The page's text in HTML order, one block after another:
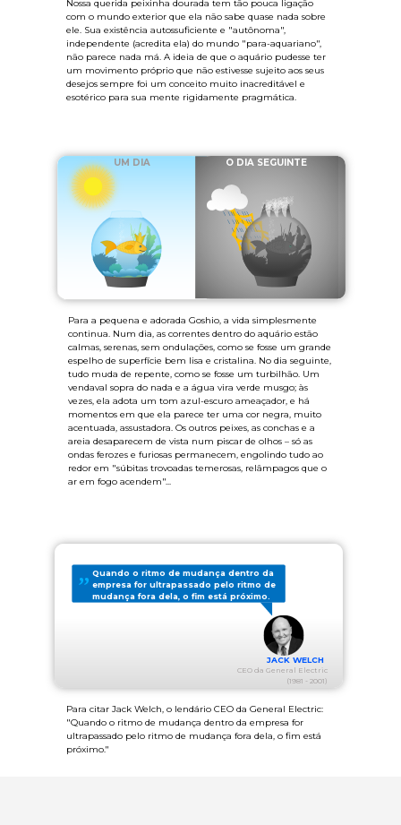
Nossa querida peixinha dourada tem tão pouca ligação
com o mundo exterior que ela não sabe quase nada sobre
ele. Sua existência autossuficiente e "autônoma",
independente (acredita ela) do mundo "para-aquariano",
não parece nada má. A ideia de que o aquário pudesse ter
um movimento próprio que não estivesse sujeito aos seus
desejos sempre foi um conceito muito inacreditável e
esotérico para sua mente rigidamente pragmática.
Para citar Jack Welch, o lendário CEO da General Electric:
"Quando o ritmo de mudança dentro da empresa for
ultrapassado pelo ritmo de mudança fora dela, o fim está
próximo."
O DIA SEGUINTE
UM DIA
Para a pequena e adorada Goshio, a vida simplesmente
continua. Num dia, as correntes dentro do aquário estão
calmas, serenas, sem ondulações, como se fosse um grande
espelho de superfície bem lisa e cristalina. No dia seguinte,
tudo muda de repente, como se fosse um turbilhão. Um
vendaval sopra do nada e a água vira verde musgo; às
vezes, ela adota um tom azul-escuro ameaçador, e há
momentos em que ela parece ter uma cor negra, muito
acentuada, assustadora. Os outros peixes, as conchas e a
areia desaparecem de vista num piscar de olhos – só as
ondas ferozes e furiosas permanecem, engolindo tudo ao
redor em "súbitas trovoadas temerosas, relâmpagos que o
ar em fogo acendem"...
JACK WELCH
CEO da General Electric
(1981 - 2001)
Quando o ritmo de mudança dentro da
empresa for ultrapassado pelo ritmo de
mudança fora dela, o fim está próximo.